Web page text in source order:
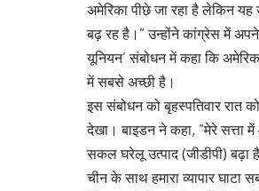
अमेरिका पीछे जा रहा है लेकिन
बढ़ रह है।” उन्होंने कांग्रेस में
यूनियन’ संबोधन में कहा कि
में सबसे अच्छी है।
इस संबोधन को बृहस्पतिवार रात
देखा। बाइडन ने कहा, ”मेरे सत्ता
सकल घरेलू उत्पाद (जीडीपी)
चीन के साथ हमारा व्यापार घाटा